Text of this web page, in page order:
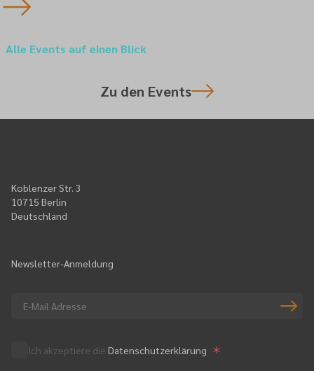
Alle Events auf einen Blick
Zu den Events
Koblenzer Str. 3
10715 Berlin
Deutschland
Newsletter-Anmeldung
Ich akzeptiere die Datenschutzerklärung